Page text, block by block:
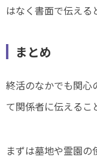
はなく書面で伝える
まとめ
終活のなかでも関心
て関係者に伝えるこ
まずは墓地や霊園